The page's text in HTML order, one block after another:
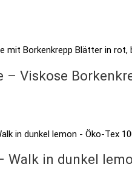
– Viskose
Walk in dunkel